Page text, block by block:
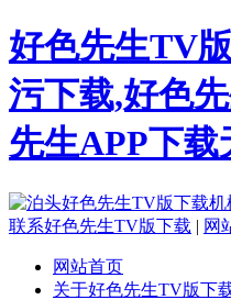
好色先生TV
污下载,好色
先生APP下载
联系好色先生TV版下载 | 网
网站首页
关于好色先生TV版下